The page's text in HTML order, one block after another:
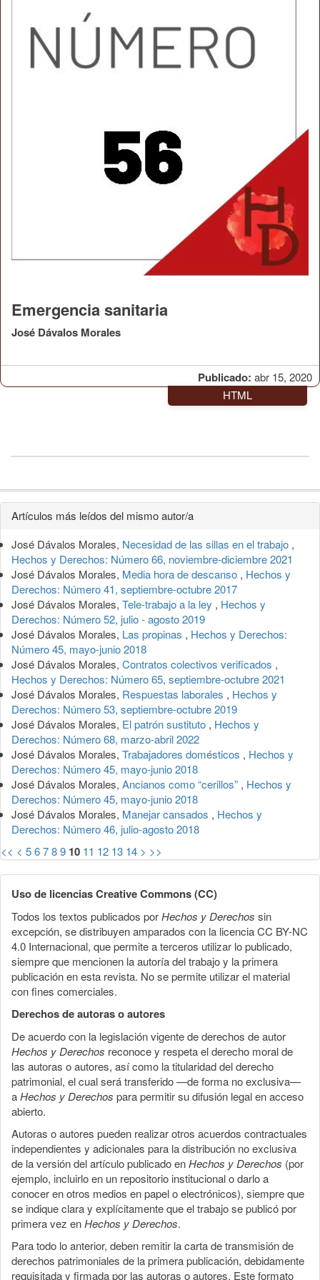
Publicado: abr 15, 2020
Emergencia sanitaria
José Dávalos Morales
HTML
Detalles
del
artículo
Artículos más leídos del mismo autor/a
José Dávalos Morales, Necesidad de las sillas en el trabajo ,
Hechos y Derechos: Número 66, noviembre-diciembre 2021
José Dávalos Morales, Media hora de descanso , Hechos y
Derechos: Número 41, septiembre-octubre 2017
José Dávalos Morales, Tele-trabajo a la ley , Hechos y
Derechos: Número 52, julio - agosto 2019
José Dávalos Morales, Las propinas , Hechos y Derechos:
Número 45, mayo-junio 2018
José Dávalos Morales, Contratos colectivos verificados ,
Hechos y Derechos: Número 65, septiembre-octubre 2021
José Dávalos Morales, Respuestas laborales , Hechos y
Derechos: Número 53, septiembre-octubre 2019
José Dávalos Morales, El patrón sustituto , Hechos y
Derechos: Número 68, marzo-abril 2022
José Dávalos Morales, Trabajadores domésticos , Hechos y
Derechos: Número 45, mayo-junio 2018
José Dávalos Morales, Ancianos como “cerillos” , Hechos y
Derechos: Número 45, mayo-junio 2018
José Dávalos Morales, Manejar cansados , Hechos y
Derechos: Número 46, julio-agosto 2018
<< < 56789 10 11 12 13 14 > >>
Uso de licencias Creative Commons (CC)
Todos los textos publicados porHechos y Derechos sin
excepción, se distribuyen amparados con la licencia CC BY-NC
4.0 Internacional, que permite a terceros utilizar lo publicado,
siempre que mencionen la autoría del trabajo y la primera
publicación en esta revista. No se permite utilizar el material
con fines comerciales.
Derechos de autoras o autores
De acuerdo con la legislación vigente de derechos de autor
Hechos y Derechos reconoce y respeta el derecho moral de
las autoras o autores, así como la titularidad del derecho
patrimonial, el cual será transferido —de forma no exclusiva—
aHechos y Derechos para permitir su difusión legal en acceso
abierto.
Autoras o autores pueden realizar otros acuerdos contractuales
independientes y adicionales para la distribución no exclusiva
de la versión del artículo publicado enHechos y Derechos (por
ejemplo, incluirlo en un repositorio institucional o darlo a
conocer en otros medios en papel o electrónicos), siempre que
se indique clara y explícitamente que el trabajo se publicó por
primera vez enHechos y Derechos.
Para todo lo anterior, deben remitir la carta de transmisión de
derechos patrimoniales de la primera publicación, debidamente
requisitada y firmada por las autoras o autores. Este formato